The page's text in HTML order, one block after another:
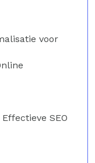
voor
SEO